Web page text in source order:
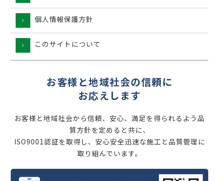
個人情報保護方針
このサイトについて
お客様と地域社会の信頼に
お応えします
お客様と地域社会から信頼、安心、満足を得られるよう品
質方針を定めると共に、
ISO9001認証を取得し、安心安全迅速な施工と品質管理に
取り組んでいます。